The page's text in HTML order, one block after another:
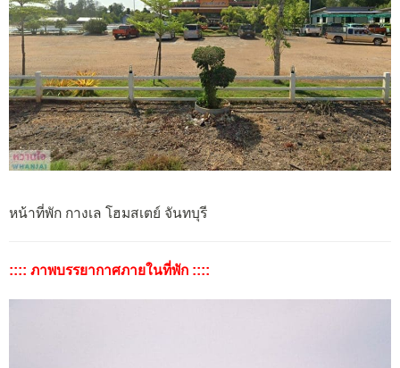
หน้าที่พัก กางเล โฮมสเตย์ จันทบุรี
:::: ภาพบรรยากาศภายในที่พัก ::::